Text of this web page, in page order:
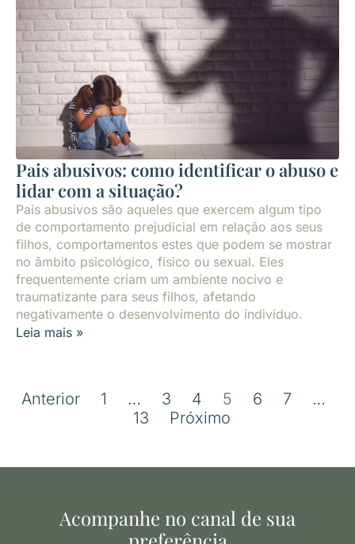
Pais abusivos: como identificar o abuso e
lidar com a situação?
Pais abusivos são aqueles que exercem algum tipo
de comportamento prejudicial em relação aos seus
filhos, comportamentos estes que podem se mostrar
no âmbito psicológico, físico ou sexual. Eles
frequentemente criam um ambiente nocivo e
traumatizante para seus filhos, afetando
negativamente o desenvolvimento do indivíduo.
Leia mais »
Anterior 1 … 3 4 5 6 7
…
13
Próximo
Acompanhe no canal de sua